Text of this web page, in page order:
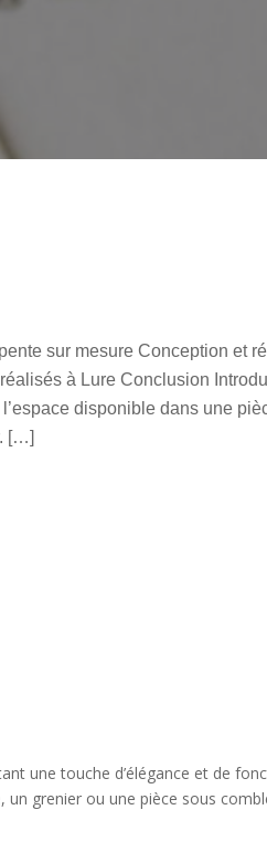
sur mesure Conception et
à Lure Conclusion
disponible dans une
[…]
une touche d’élégance et de
grenier ou une pièce sous